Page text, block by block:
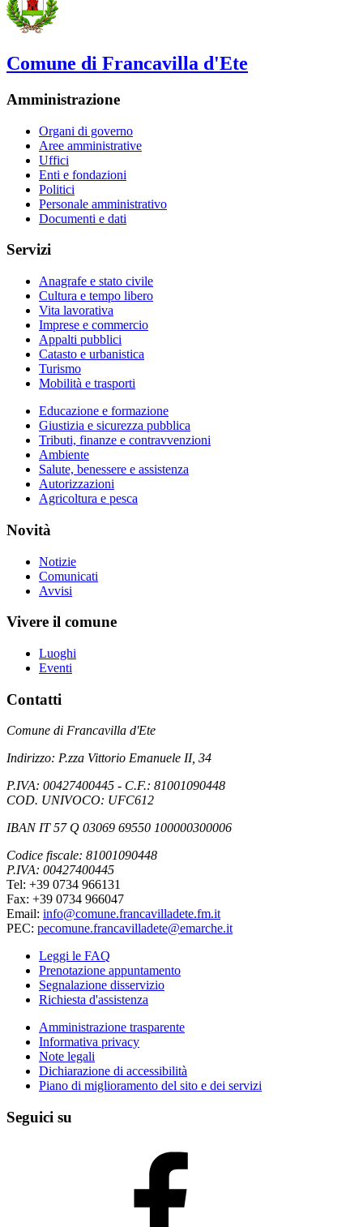
Comune di Francavilla d'Ete
Amministrazione
Organi di governo
Aree amministrative
Uffici
Enti e fondazioni
Politici
Personale amministrativo
Documenti e dati
Servizi
Anagrafe e stato civile
Cultura e tempo libero
Vita lavorativa
Imprese e commercio
Appalti pubblici
Catasto e urbanistica
Turismo
Mobilità e trasporti
Educazione e formazione
Giustizia e sicurezza pubblica
Tributi, finanze e contravvenzioni
Ambiente
Salute, benessere e assistenza
Autorizzazioni
Agricoltura e pesca
Novità
Notizie
Comunicati
Avvisi
Vivere il comune
Luoghi
Eventi
Contatti
Comune di Francavilla d'Ete
Indirizzo: P.zza Vittorio Emanuele II, 34
P.IVA: 00427400445 - C.F.: 81001090448
COD. UNIVOCO: UFC612
IBAN IT 57 Q 03069 69550 100000300006
Codice fiscale: 81001090448
P.IVA: 00427400445
Tel: +39 0734 966131
Fax: +39 0734 966047
Email: info@comune.francavilladete.fm.it
PEC: pecomune.francavilladete@emarche.it
Leggi le FAQ
Prenotazione appuntamento
Segnalazione disservizio
Richiesta d'assistenza
Amministrazione trasparente
Informativa privacy
Note legali
Dichiarazione di accessibilità
Piano di miglioramento del sito e dei servizi
Seguici su